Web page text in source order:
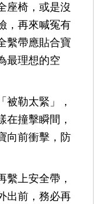
座椅，或是沒
，再來喊冤有
繫帶應貼合寶
最理想的空
勒太緊」，
在撞擊瞬間，
向前衝擊，防
上安全帶，
出前，務必再